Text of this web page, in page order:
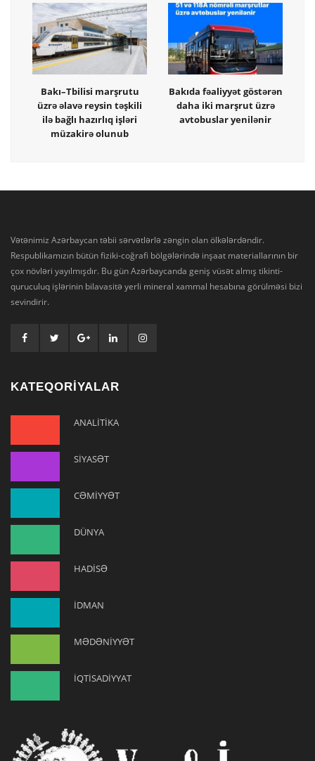
Bakı–Tbilisi marşrutu
üzrə əlavə reysin təşkili
ilə bağlı hazırlıq işləri
müzakirə olunub
Bakıda fəaliyyət göstərən
daha iki marşrut üzrə
avtobuslar yenilənir
Vətənimiz Azərbaycan təbii sərvətlərlə zəngin olan ölkələrdəndir.
Respublikamızın bütün fiziki-coğrafi bölgələrində inşaat materiallarının bir
çox növləri yayılmışdır. Bu gün Azərbaycanda geniş vüsət almış tikinti-
quruculuq işlərinin bilavasitə yerli mineral xammal hesabına görülməsi bizi
sevindirir.
KATEQORİYALAR
ANALİTİKA
SİYASƏT
CƏMİYYƏT
DÜNYA
HADİSƏ
İDMAN
MƏDƏNİYYƏT
İQTİSADİYYAT